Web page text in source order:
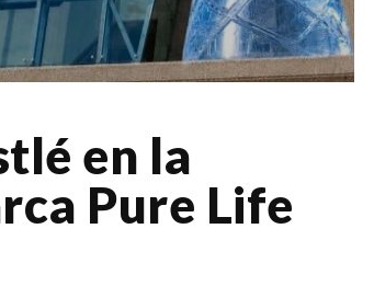
en la
Pure Life